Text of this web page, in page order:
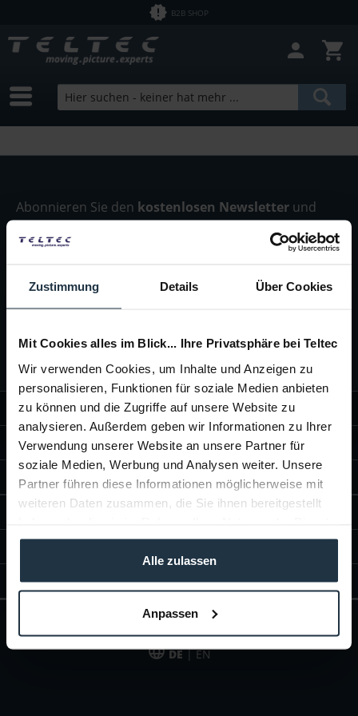
Zustimmung Details Über Cookies
Mit Cookies alles im Blick... Ihre Privatsphäre bei Teltec
Wir verwenden Cookies, um Inhalte und Anzeigen zu
personalisieren, Funktionen für soziale Medien anbieten
zu können und die Zugriffe auf unsere Website zu
analysieren. Außerdem geben wir Informationen zu Ihrer
Verwendung unserer Website an unsere Partner für
soziale Medien, Werbung und Analysen weiter. Unsere
Partner führen diese Informationen möglicherweise mit
weiteren Daten zusammen, die Sie ihnen bereitgestellt
gesammelt haben.
Alle zulassen
Anpassen
B2B SHOP
Abonnieren Sie den kostenlosen Newsletter und
verpassen Sie keine Neuigkeit oder Aktion mehr von
Teltec | Video-, Audio- & Studio-Equipment.
zu
SHOP INFORMATIONEN
ÜBER TELTEC
TELTEC VOR ORT
ZAHLUNGSARTEN
SOCIAL MEDIA
This page is partially translated with Google Translator.
DE| EN